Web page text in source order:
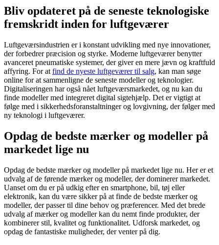
Bliv opdateret på de seneste teknologiske
fremskridt inden for luftgeværer
Luftgeværsindustrien er i konstant udvikling med nye innovationer,
der forbedrer præcision og styrke. Moderne luftgeværer benytter
avanceret pneumatiske systemer, der giver en mere jævn og kraftfuld
affyring. For at find de nyeste luftgeværer til salg, kan man søge
online for at sammenligne de seneste modeller og teknologier.
Digitaliseringen har også nået luftgeværsmarkedet, og nu kan du
finde modeller med integreret digital sigtehjælp. Det er vigtigt at
følge med i sikkerhedsforanstaltninger og lovgivning, der følger med
ny teknologi i luftgeværer.
Opdag de bedste mærker og modeller på
markedet lige nu
Opdag de bedste mærker og modeller på markedet lige nu. Her er et
udvalg af de førende mærker og modeller, der dominerer markedet.
Uanset om du er på udkig efter en smartphone, bil, tøj eller
elektronik, kan du være sikker på at finde de bedste mærker og
modeller, der passer til dine behov og præferencer. Med det brede
udvalg af mærker og modeller kan du nemt finde produkter, der
kombinerer stil, kvalitet og funktionalitet. Udforsk markedet, og
opdag de fantastiske muligheder, der venter på dig.